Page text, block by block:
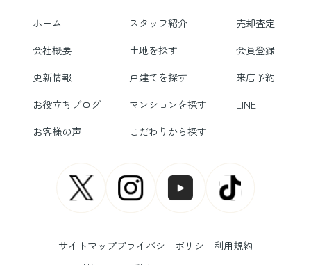
ホーム スタッフ紹介
売却査定
会社概要
土地を探す
会員登録
更新情報
戸建てを探す
来店予約
お役立ちブログ
マンションを探す
LINE
お客様の声
こだわりから探す
サイトマッププライバシーポリシー利用規約